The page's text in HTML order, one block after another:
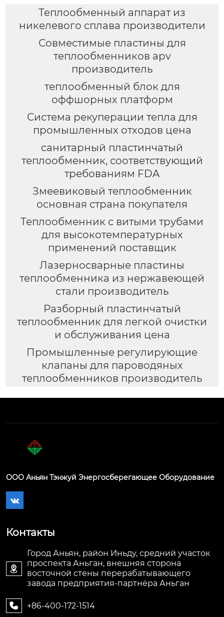
Теплообменный аппарат из
никелевого сплава производители
Совместимые пластины для
теплообменников apv
производитель
теплообменный блок для
оффшорных платформ
Система рекуперации тепла для
промышленных отходов цена
санитарный пластинчатый
теплообменник, соответствующий
требованиям FDA
Змеевиковый теплообменник
основная страна покупателя
Теплообменник с витыми трубами
для высокотемпературных
применений поставщик
Лазерносварные пластины
теплообменника из нержавеющей
стали производитель
Разборный пластинчатый
теплообменник для легкой очистки
и обслуживания цена
Промышленные регулирующие
клапаны для пароводяных
теплообменников производитель
ООО Аньян Тэнжуй Энергосберегающее Оборудование

Контакты

Город Аньян, район Иньду, средний участок
проспекта Аньган, внешняя сторона
восточной стены перерабатывающего
завода предприятия-партнёра Аньган
 +86-400-172-1514